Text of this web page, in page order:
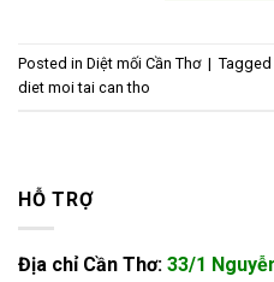
Posted in Diệt mối Cần Thơ | Tagged
diet moi tai can tho
HỖ TRỢ
Địa chỉ Cần Thơ: 33/1